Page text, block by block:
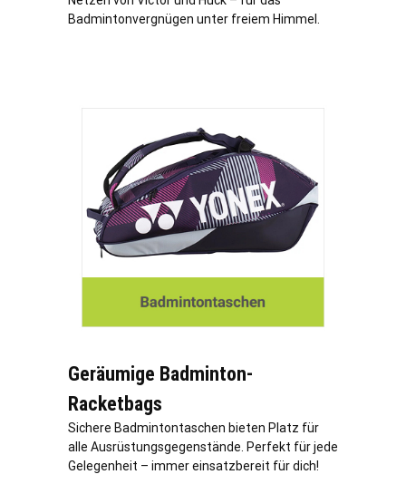
Badmintonvergnügen unter freiem Himmel.
Geräumige Badminton-
Racketbags
Sichere Badmintontaschen bieten Platz für
alle Ausrüstungsgegenstände. Perfekt für jede
Gelegenheit – immer einsatzbereit für dich!